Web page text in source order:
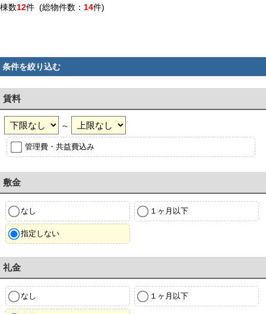
棟数12件 (総物件数： 14件)
条件を絞り込む
賃料
～
管理費・共益費込み
敷金
なし １ヶ月以下
指定しない
礼金
なし １ヶ月以下